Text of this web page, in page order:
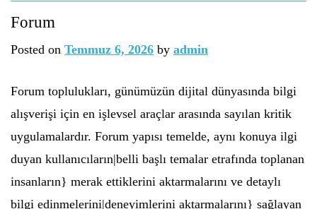
Forum
Posted on Temmuz 6, 2026 by admin
Forum toplulukları, günümüzün dijital dünyasında bilgi
alışverişi için en işlevsel araçlar arasında sayılan kritik
uygulamalardır. Forum yapısı temelde, aynı konuya ilgi
duyan kullanıcıların|belli başlı temalar etrafında toplanan
insanların} merak ettiklerini aktarmalarını ve detaylı
bilgi edinmelerini|deneyimlerini aktarmalarını} sağlayan